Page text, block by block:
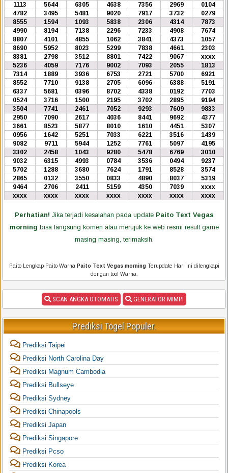
1113
5644 6305 4638 7356 2969
0104
4782
3495 5481 9020 7917 3732
0279
8555
1594 1093 5838 2306 4314
7873
4990
8194 7138 2296 7233 4908
7674
8807
4101 4855 1062 3841 4373
1057
8690
5952 8023 5299 7838 4661
2303
8381
2798 3512 8801 7422 9067
xxxx
5236
4059 7176 9002 7093 2055
1813
7314
1889 3936 6753 2721 5700
6921
8552
7710 9138 2705 6096 6388
5191
6337
5681 0396 8702 4338 0192
7703
0524
3716 1500 2195 3702 2895
9194
3504
7741 2461 7052 9293 7609
9833
2950
7090 2617 4036 8441 9692
4377
3661
8523 5877 8010 1610 4451
5307
0956
1642 5251 7033 6221 3516
1439
9082
9711 5944 1252 7761 5097
4195
3302
2458 1043 9280 5478 6769
3010
9032
6315 4993 0784 3536 0494
9237
5702
1288 3680 7624 1791 8528
3574
2865
0132 3550 0833 4890 8037
5319
9464
2706 2411 5159 4350 7039
xxxx
xxxx
xxxx xxxx xxxx xxxx xxxx xxxx
Perhatian! Jika terjadi kesalahan pada updatePaito Text Vegas
morning bisa langsung komen atau merujuk ke web resmi result game
masing masing, terimaksih.
Paito Lengkap Paito Warna Paito Text Vegas morningTerupdate Hari ini dilengkapi
dengan tool Warna.
SCAN ANGKA OTOMATIS GENERATOR MIMPI
Prediksi Togel Populer.
Prediksi Taipei
Prediksi North Carolina Day
Prediksi Magnum Cambodia
Prediksi Bullseye
Prediksi Sydney
Prediksi Chinapools
Prediksi Japan
Prediksi Singapore
Prediksi Pcso
Prediksi Korea